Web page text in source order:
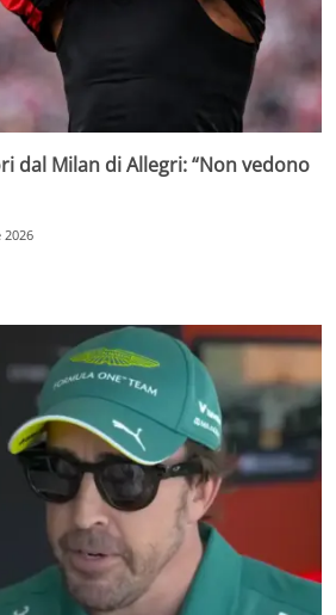
dal Milan di Allegri: “Non vedono
2026